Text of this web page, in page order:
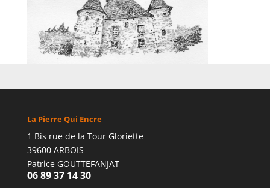
La Pierre Qui Encre
1 Bis rue de la Tour Gloriette
39600 ARBOIS
Patrice GOUTTEFANJAT
06 89 37 14 30